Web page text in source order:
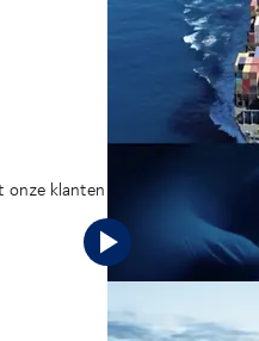
klanten zodat zij op grote
Uw